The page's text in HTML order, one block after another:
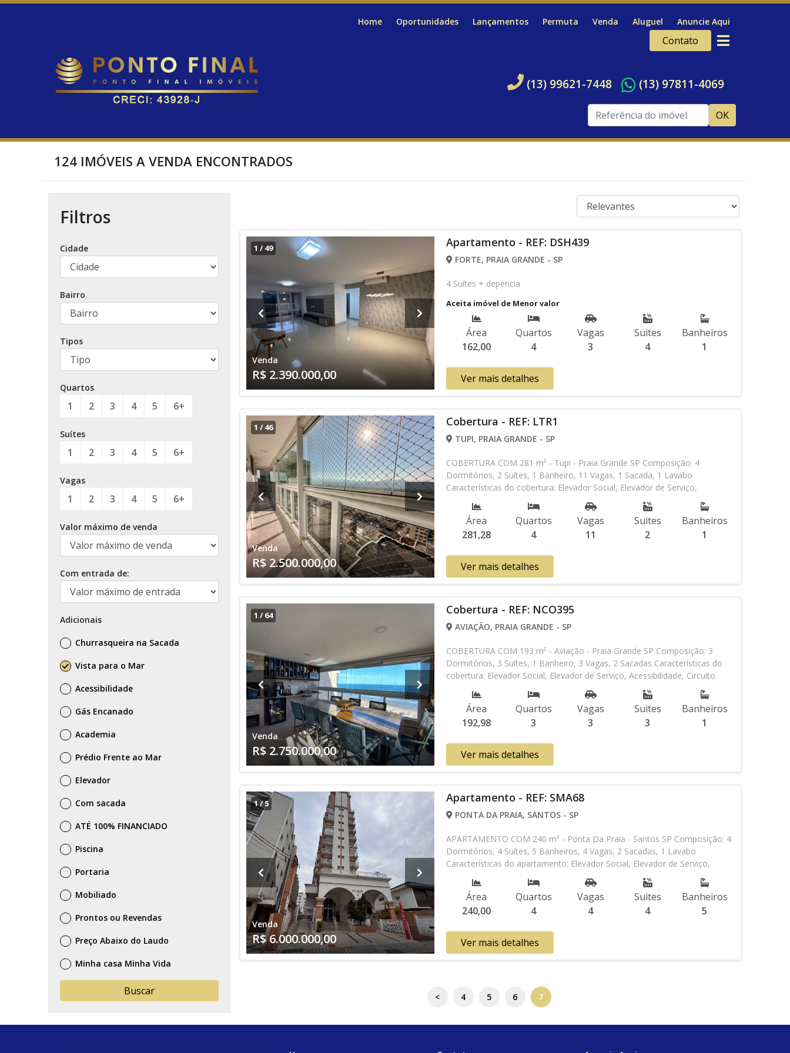
Home Oportunidades Lançamentos Permuta Venda Aluguel Anuncie Aqui
Contato
(13) 99621-7448 (13) 97811-4069
OK
124 IMÓVEIS A VENDA ENCONTRADOS
Filtros
Cidade
Bairro
Tipos
Quartos
1 2 3 4 5 6+
Suítes
1 2 3 4 5 6+
Vagas
1 2 3 4 5 6+
Valor máximo de venda
Com entrada de:
Adicionais
Churrasqueira na Sacada
Vista para o Mar
Acessibilidade
Gás Encanado
Academia
Prédio Frente ao Mar
Elevador
Com sacada
ATÉ 100% FINANCIADO
Piscina
Portaria
Mobiliado
Prontos ou Revendas
Preço Abaixo do Laudo
Minha casa Minha Vida
Buscar
1 /49
Venda
R$ 2.390.000,00
Apartamento - REF: DSH439
FORTE, PRAIA GRANDE - SP
4 Suítes + depencia
Aceita imóvel de Menor valor
Área
162,00
Quartos
4
Vagas
3
Suites
4
Banheiros
1
Ver mais detalhes
1 /46
Venda
R$ 2.500.000,00
Cobertura - REF: LTR1
TUPI, PRAIA GRANDE - SP
COBERTURA COM 281 m² - Tupi - Praia Grande SP Composição: 4
Dormitórios, 2 Suítes, 1 Banheiro, 11 Vagas, 1 Sacada, 1 Lavabo
Características do cobertura: Elevador Social, Elevador de Serviço,
Acessibilidade, Portaria 24h, Interfone, Água Individual, Gás Encanado,
Piscina, Sauna, Salão de Jogos, Salão de Festas, Espaço Kids, Espaço
Gourmet, Academia, Churrasqueira Aceita Financiamento Bancário * Os
valores e disponibilidade podem ser alterados sem prévio aviso. Favor
Área
281,28
Quartos
4
Vagas
11
Suites
2
Banheiros
1
Ver mais detalhes
1 /64
Venda
R$ 2.750.000,00
Cobertura - REF: NCO395
AVIAÇÃO, PRAIA GRANDE - SP
COBERTURA COM 193 m² - Aviação - Praia Grande SP Composição: 3
Dormitórios, 3 Suítes, 1 Banheiro, 3 Vagas, 2 Sacadas Características do
cobertura: Elevador Social, Elevador de Serviço, Acessibilidade, Circuito
Fechado TV, Água Individual, Sauna, Salão de Jogos, Salão de Festas,
Espaço Kids, Espaço Gourmet, Academia, Churrasqueira, Predio Frente Mar
* Os valores e disponibilidade podem ser alterados sem prévio aviso. Favor
verificar entrando em contato com nossa equipe
Área
192,98
Quartos
3
Vagas
3
Suites
3
Banheiros
1
Ver mais detalhes
1/5
Venda
R$ 6.000.000,00
Apartamento - REF: SMA68
PONTA DA PRAIA, SANTOS - SP
APARTAMENTO COM 240 m² - Ponta Da Praia - Santos SP Composição: 4
Dormitórios, 4 Suítes, 5 Banheiros, 4 Vagas, 2 Sacadas, 1 Lavabo
Características do apartamento: Elevador Social, Elevador de Serviço,
Acessibilidade, Portaria 24h, Interfone, Gás Encanado, Piscina Aquecida,
Piscina, Piscina com Raia, Sauna, Salão de Jogos, Salão de Festas, Quadra
* Os valores e disponibilidade podem ser alterados sem prévio aviso. Favor
verificar entrando em contato com nossa equipe
Área
240,00
Quartos
4
Vagas
4
Suites
4
Banheiros
5
Ver mais detalhes
< 4 5 6 7